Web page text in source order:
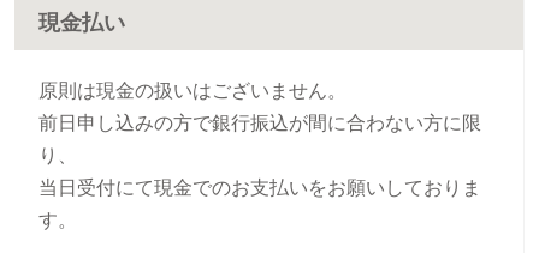
現金払い
原則は現金の扱いはございません。
前日申し込みの方で銀行振込が間に合わない方に限
り、
当日受付にて現金でのお支払いをお願いしておりま
す。